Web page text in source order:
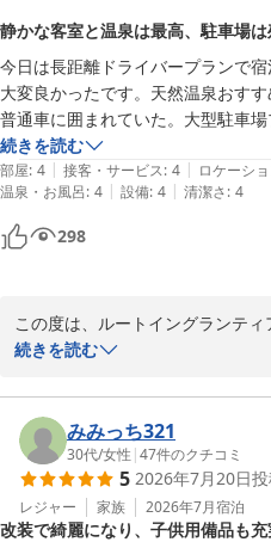
静かな客室と温泉は最高、駐車場
今日は長距離ドライバープランで
大変良かったです。天然温泉おす
普通車に囲まれていた。大型駐車
す
続きを読む
部屋: 4 | 接客・サービス: 4 | ロケーシ
温泉・お風呂: 4 | 設備: 4 | 清潔さ: 4
298
この度は、ルートイングランテ
して、誠にありがとうございまし
大型駐車場での駐車スペースに
たこと、心よりお詫び申し上げま
駐車スペースの管理や誘導方法
ってまいります。
続きを読む
みみっち321
30代/女性 |47件のクチコミ
5 2026年7月20日
レジャー 家族 2026年7月宿泊
改装で綺麗になり、子供用備品も